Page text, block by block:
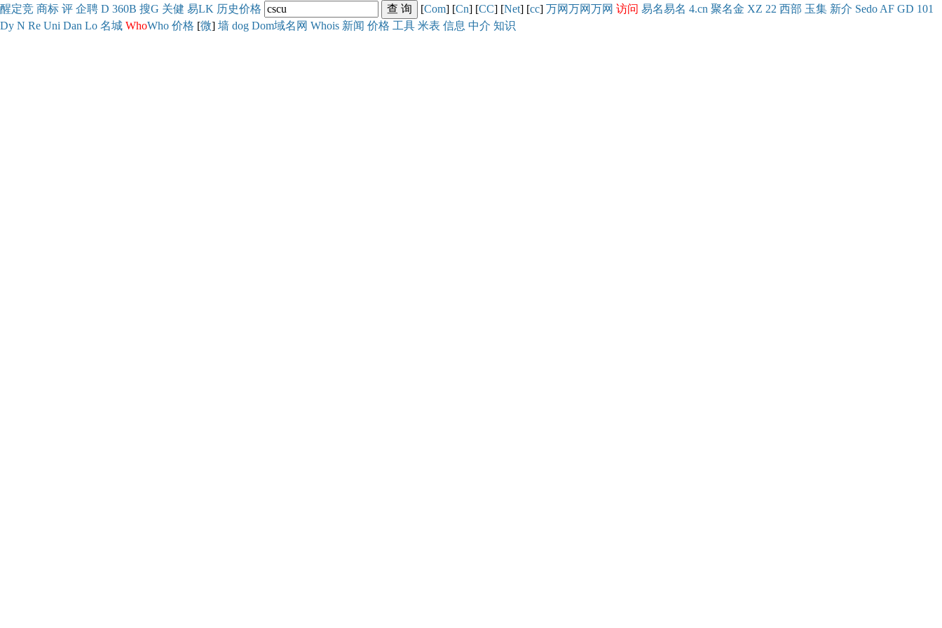
醒定竞 商标 评 企聘 D 360B 搜G 关健 易LK 历史价格 [Com] [Cn] [CC] [Net] [cc] 万网万网万网 访问 易名易名 4.cn 聚名金 XZ 22 西部 玉集 新介 Sedo AF GD 101
Dy N Re Uni Dan Lo 名城 WhoWho 价格 [微] 墙 dog Dom域名网 Whois 新闻 价格 工具 米表 信息 中介 知识